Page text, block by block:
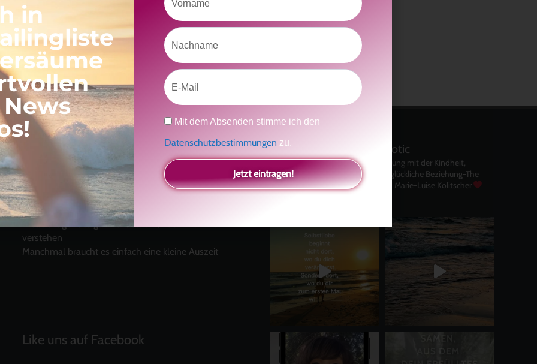
Neueste Beiträge
Ein Geschenk für dich
und eine besondere
Einladung
Radikal ehrlich
Der Teil von dir, der gesehen werden möchte
Vielleicht geht es gar nicht darum, noch mehr zu
verstehen
Manchmal braucht es einfach eine kleine Auszeit
Like uns auf Facebook
kolitscher.by.biotic
Selbstliebe, Aussöhnung mit der Kindheit,
Potenzial entfalten, glückliche Beziehung-The
Master KeyAsha und Marie-Luise Kolitscher
in
Nachname
Email
Datenschutz
Mit dem Absenden stimme ich den
Datenschutzbestimmungen zu.
Jetzt eintragen!